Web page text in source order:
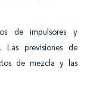
de impulsores y
Las previsiones de
de mezcla y las